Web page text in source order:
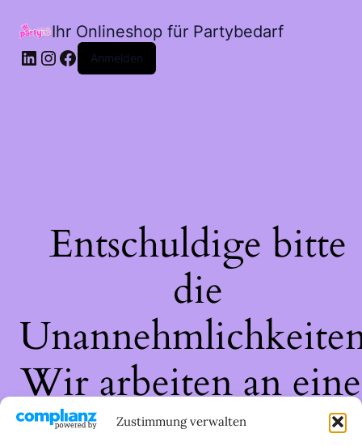
Zustimmung verwalten
Ihr Onlineshop für Partybedarf
LinkedIn
Instagram
Facebook
Anmelden
Entschuldige bitte
die
Wir arbeiten an
großartigen Sache